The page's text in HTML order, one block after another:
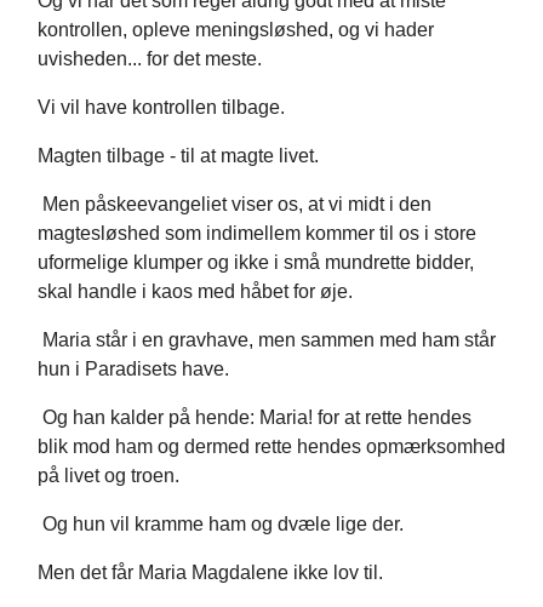
kontrollen, opleve meningsløshed, og vi hader
uvisheden... for det meste.
Vi vil have kontrollen tilbage.
Magten tilbage - til at magte livet.
Men påskeevangeliet viser os, at vi midt i den
magtesløshed som indimellem kommer til os i store
uformelige klumper og ikke i små mundrette bidder,
skal handle i kaos med håbet for øje.
Maria står i en gravhave, men sammen med ham står
hun i Paradisets have.
Og han kalder på hende: Maria! for at rette hendes
blik mod ham og dermed rette hendes opmærksomhed
på livet og troen.
Og hun vil kramme ham og dvæle lige der.
Men det får Maria Magdalene ikke lov til.